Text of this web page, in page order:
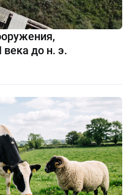
до н. э.